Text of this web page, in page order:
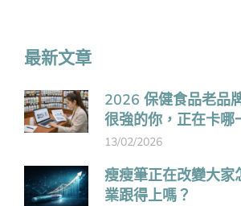
最新文章
2026 保健食品老品
很強的你，正在卡哪
13/02/2026
瘦瘦筆正在改變大家
業跟得上嗎？